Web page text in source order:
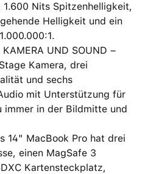
1.600 Nits Spitzenhelligkeit,
Helligkeit und ein
KAMERA UND SOUND –
Kamera, drei
und sechs
mit Unterstützung für
immer in der Bildmitte und
14" MacBook Pro hat drei
einen MagSafe 3
Kartensteckplatz,